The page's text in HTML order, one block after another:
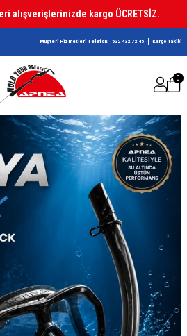
kargo ÜCRETSİZ.
Müşteri Hizmetleri Telefon: 532 432 72 45 Kargo Takibi
0